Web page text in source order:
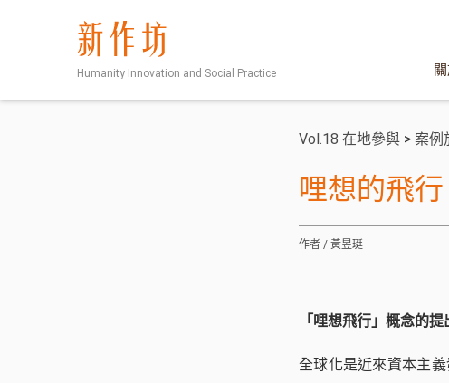
Humanity Innovation and Social Practice
Vol.18 在地參與 > 案例
哩想的飛
作者 / 黃昱珽
「哩想飛行」概念的提
全球化是近來資本主